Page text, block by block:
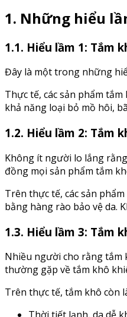
1. Những hiểu
1.1. Hiểu lầm 1: Tắm
Đây là một trong những
Thực tế, các sản phẩm
khả năng loại bỏ mồ hôi,
1.2. Hiểu lầm 2: Tắm
Không ít người lo lắng
đồng mọi sản phẩm tắm
Trên thực tế, các sản
bằng hàng rào bảo vệ da.
1.3. Hiểu lầm 3: Tắm
Nhiều người cho rằng tắm
thường gặp về tắm khô
Trên thực tế, tắm khô còn